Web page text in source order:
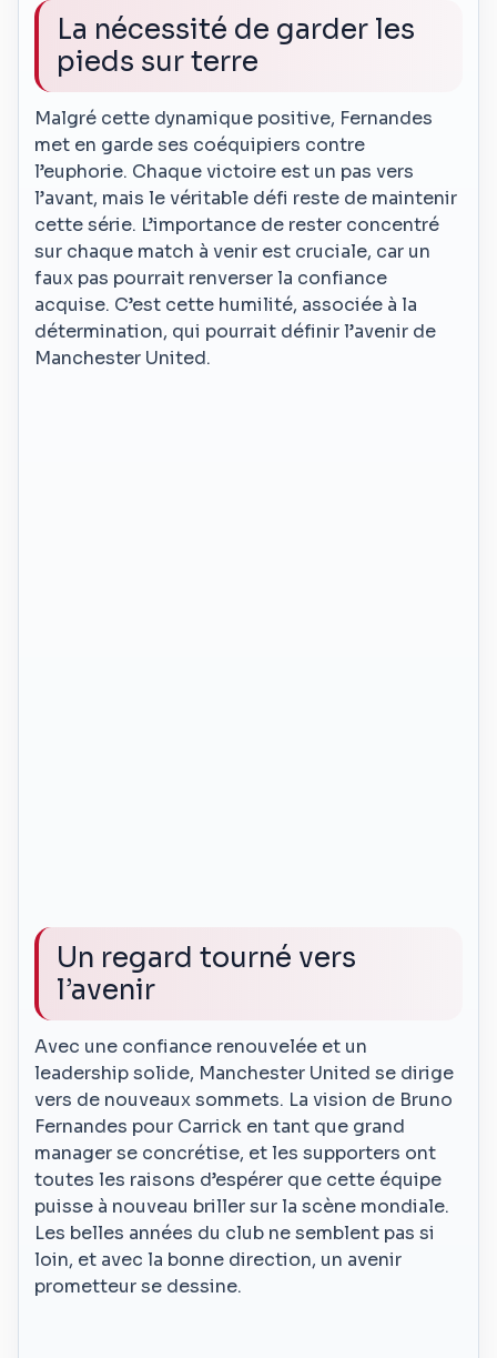
La nécessité de garder les
pieds sur terre
Malgré cette dynamique positive, Fernandes
met en garde ses coéquipiers contre
l’euphorie. Chaque victoire est un pas vers
l’avant, mais le véritable défi reste de maintenir
cette série. L’importance de rester concentré
sur chaque match à venir est cruciale, car un
faux pas pourrait renverser la confiance
acquise. C’est cette humilité, associée à la
détermination, qui pourrait définir l’avenir de
Manchester United.
Un regard tourné vers
l’avenir
Avec une confiance renouvelée et un
leadership solide, Manchester United se dirige
vers de nouveaux sommets. La vision de Bruno
Fernandes pour Carrick en tant que grand
manager se concrétise, et les supporters ont
toutes les raisons d’espérer que cette équipe
puisse à nouveau briller sur la scène mondiale.
Les belles années du club ne semblent pas si
loin, et avec la bonne direction, un avenir
prometteur se dessine.